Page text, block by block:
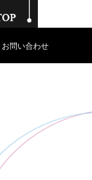
お問い合わせ